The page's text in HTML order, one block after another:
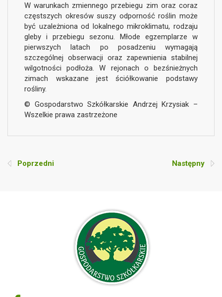
W warunkach zmiennego przebiegu zim oraz coraz
częstszych okresów suszy odporność roślin może
być uzależniona od lokalnego mikroklimatu, rodzaju
gleby i przebiegu sezonu. Młode egzemplarze w
pierwszych latach po posadzeniu wymagają
szczególnej obserwacji oraz zapewnienia stabilnej
wilgotności podłoża. W rejonach o bezśnieżnych
zimach wskazane jest ściółkowanie podstawy
rośliny.
© Gospodarstwo Szkółkarskie Andrzej Krzysiak –
Wszelkie prawa zastrzeżone
Poprzedni Następny